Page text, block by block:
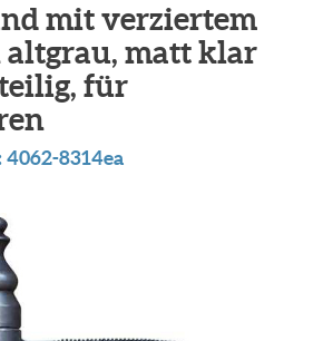
mit verziertem
altgrau, matt klar
für
4062-8314ea